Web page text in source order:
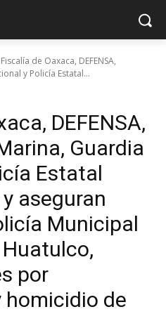
Fiscalía de Oaxaca, DEFENSA,
y Policía Estatal...
DEFENSA,
Guardia
Estatal
aseguran
Municipal
por
homicidio de